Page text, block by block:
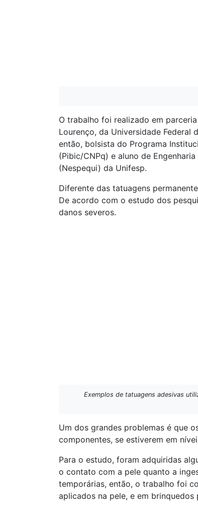
O trabalho foi realizado em
Lourenço, da Universidade Federal
então, bolsista do Programa
(Pibic/CNPq) e aluno de
(Nespequi) da Unifesp.
Diferente das tatuagens
De acordo com o estudo dos
danos severos.
Exemplos de tatuagens adesivas
Um dos grandes problemas é que
componentes, se estiverem em
Para o estudo, foram adquiridas
o contato com a pele quanto a
temporárias, então, o trabalho foi
aplicados na pele, e em brinquedos